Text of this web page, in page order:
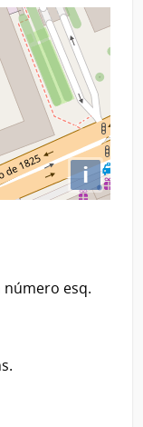
i
número esq.